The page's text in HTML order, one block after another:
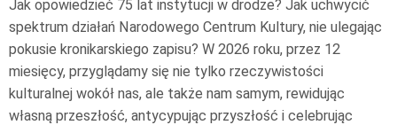
Jak opowiedzieć 75 lat instytucji w drodze? Jak uchwycić
spektrum działań Narodowego Centrum Kultury, nie ulegając
pokusie kronikarskiego zapisu? W 2026 roku, przez 12
miesięcy, przyglądamy się nie tylko rzeczywistości
kulturalnej wokół nas, ale także nam samym, rewidując
własną przeszłość, antycypując przyszłość i celebrując